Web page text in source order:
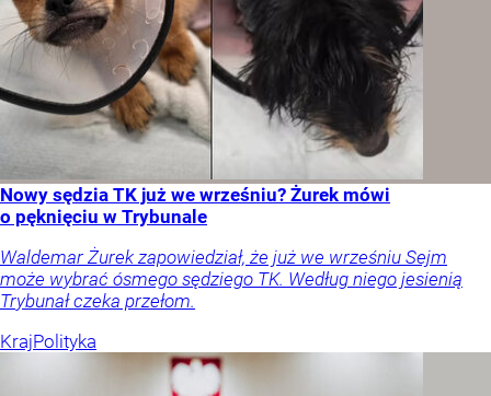
Nowy sędzia TK już we wrześniu? Żurek mówi
o pęknięciu w Trybunale
Waldemar Żurek zapowiedział, że już we wrześniu Sejm
może wybrać ósmego sędziego TK. Według niego jesienią
Trybunał czeka przełom.
KrajPolityka